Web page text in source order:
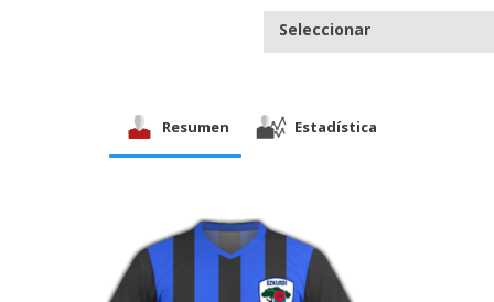
Seleccionar
Resumen Estadística